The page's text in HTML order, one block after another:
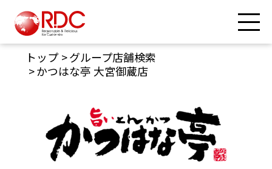
トップ
グループ店舗検索
かつはな亭 大宮御蔵店